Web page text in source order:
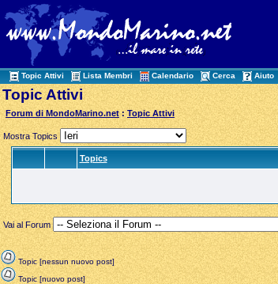
Topic Attivi Lista Membri Calendario Cerca Aiuto
Topic Attivi
Forum di MondoMarino.net :Topic Attivi
Mostra Topics
Topics
Vai al Forum
Topic [nessun nuovo post]
Topic [nuovo post]